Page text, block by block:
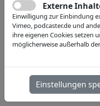
Externe
Einwilligung zur Einbindung
Vimeo, podcaster.de und
ihre eigenen Cookies setzen
möglicherweise außerhalb
Einstellungen